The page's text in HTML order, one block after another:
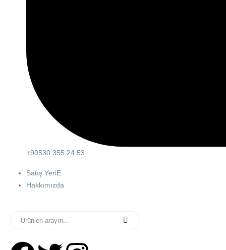
+90530 355 24 53
Satış YeriE
Hakkımızda